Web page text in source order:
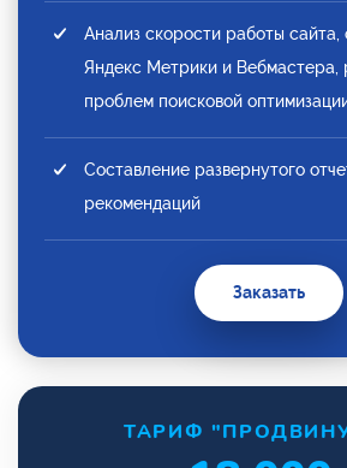
Анализ скорости работы сайта,
Яндекс Метрики и Вебмастера,
проблем поисковой
Составление развернутого
рекомендаций
Заказать
ТАРИФ